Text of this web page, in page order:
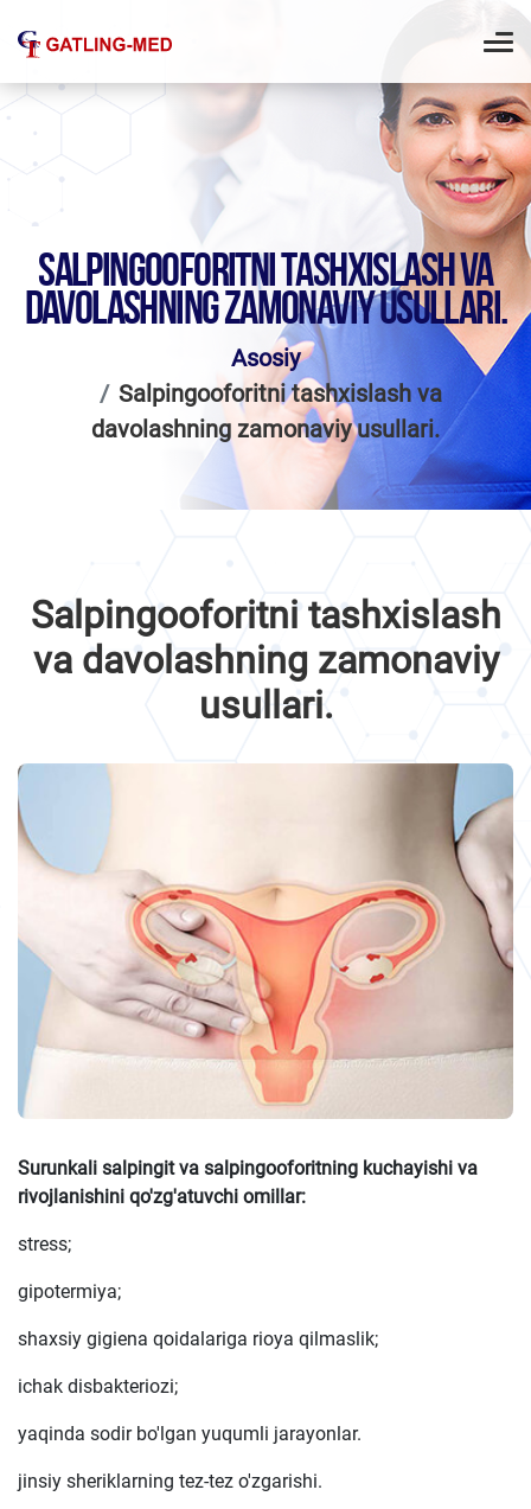
SALPINGOOFORITNI TASHXISLASH VA
DAVOLASHNING ZAMONAVIY USULLARI.
Asosiy
Salpingooforitni tashxislash va
davolashning zamonaviy usullari.
Salpingooforitni tashxislash
va davolashning zamonaviy
usullari.
Surunkali salpingit va salpingooforitning kuchayishi va
rivojlanishini qo'zg'atuvchi omillar:
stress;
gipotermiya;
shaxsiy gigiena qoidalariga rioya qilmaslik;
ichak disbakteriozi;
yaqinda sodir bo'lgan yuqumli jarayonlar.
jinsiy sheriklarning tez-tez o'zgarishi.